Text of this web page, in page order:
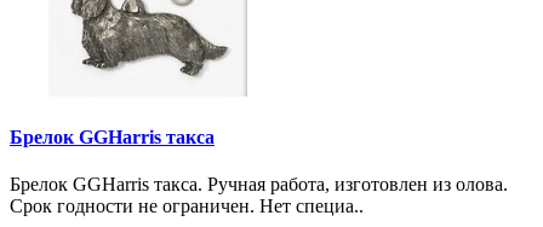
Брелок GGHarris такса
Брелок GGHarris такса. Ручная работа, изготовлен из олова.
Срок годности не ограничен. Нет специа..